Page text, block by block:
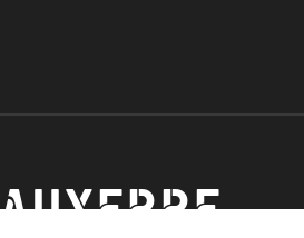
AUXERRE